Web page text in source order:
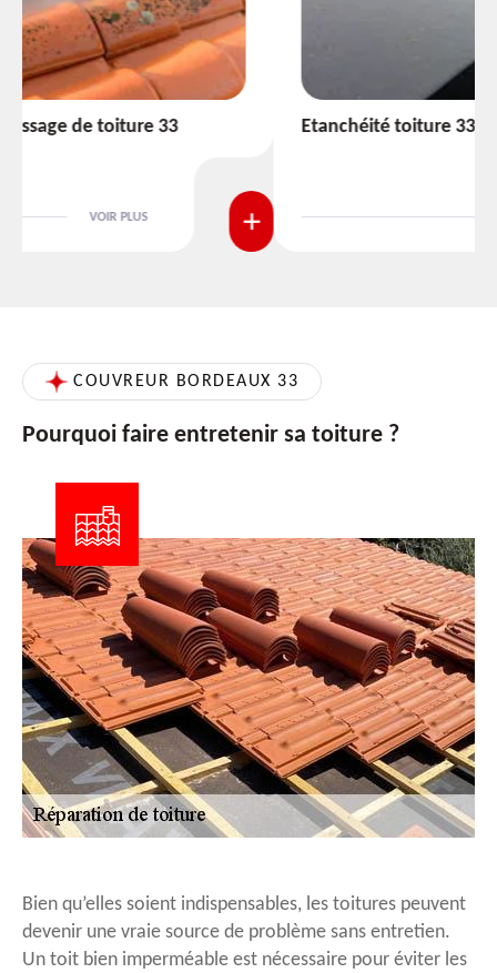
Etanchéité toiture 33
VOIR PLUS
COUVREUR BORDEAUX 33
Pourquoi faire entretenir sa toiture ?
Bien qu’elles soient indispensables, les toitures peuvent
devenir une vraie source de problème sans entretien.
Un toit bien imperméable est nécessaire pour éviter les